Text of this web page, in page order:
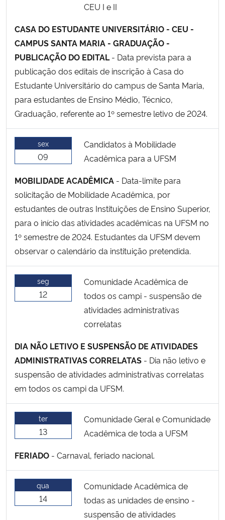
CEU I e II
CASA DO ESTUDANTE UNIVERSITÁRIO - CEU -
CAMPUS SANTA MARIA - GRADUAÇÃO -
PUBLICAÇÃO DO EDITAL- Data prevista para a
publicação dos editais de inscrição à Casa do
Estudante Universitário do campus de Santa Maria,
para estudantes de Ensino Médio, Técnico,
Graduação, referente ao 1º semestre letivo de 2024.
sex
09
Candidatos à Mobilidade
Acadêmica para a UFSM
MOBILIDADE ACADÊMICA - Data-limite para
solicitação de Mobilidade Acadêmica, por
estudantes de outras Instituições de Ensino Superior,
para o início das atividades acadêmicas na UFSM no
1º semestre de 2024. Estudantes da UFSM devem
observar o calendário da instituição pretendida.
seg
12
Comunidade Acadêmica de
todos os campi - suspensão de
atividades administrativas
correlatas
DIA NÃO LETIVO E SUSPENSÃO DE ATIVIDADES
ADMINISTRATIVAS CORRELATAS - Dia não letivo e
suspensão de atividades administrativas correlatas
em todos os campi da UFSM.
ter
13
Comunidade Geral e Comunidade
Acadêmica de toda a UFSM
FERIADO - Carnaval, feriado nacional.
qua
14
Comunidade Acadêmica de
todas as unidades de ensino -
suspensão de atividades